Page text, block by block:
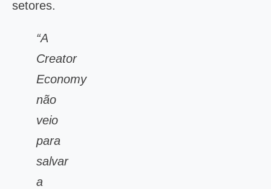
setores.
“A
Creator
Economy
não
veio
para
salvar
a